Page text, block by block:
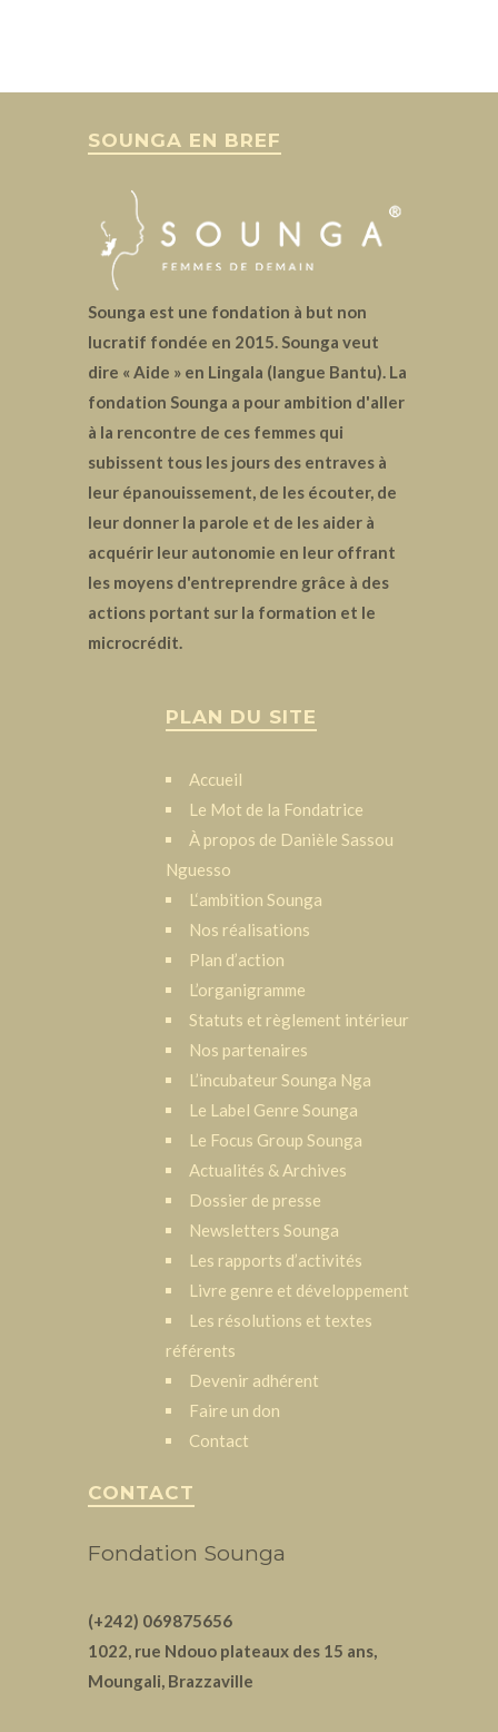
SOUNGA EN BREF
Sounga est une fondation à but non
lucratif fondée en 2015. Sounga veut
dire « Aide » en Lingala (langue Bantu). La
fondation Sounga a pour ambition d'aller
à la rencontre de ces femmes qui
subissent tous les jours des entraves à
leur épanouissement, de les écouter, de
leur donner la parole et de les aider à
acquérir leur autonomie en leur offrant
les moyens d'entreprendre grâce à des
actions portant sur la formation et le
microcrédit.
PLAN DU SITE
Accueil
Le Mot de la Fondatrice
À propos de Danièle Sassou
Nguesso
L‘ambition Sounga
Nos réalisations
Plan d’action
L’organigramme
Statuts et règlement intérieur
Nos partenaires
L’incubateur Sounga Nga
Le Label Genre Sounga
Le Focus Group Sounga
Actualités & Archives
Dossier de presse
Newsletters Sounga
Les rapports d’activités
Livre genre et développement
Les résolutions et textes
référents
Devenir adhérent
Faire un don
Contact
CONTACT
Fondation Sounga
(+242) 069875656
1022, rue Ndouo plateaux des 15 ans,
Moungali, Brazzaville